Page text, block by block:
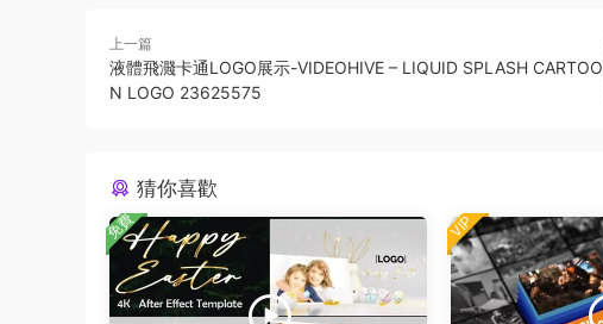
上一篇
液體飛濺卡通LOGO展示-VIDEOHIVE – LIQUID SPLASH CARTOO
N LOGO 23625575
猜你喜歡
免費 VIP